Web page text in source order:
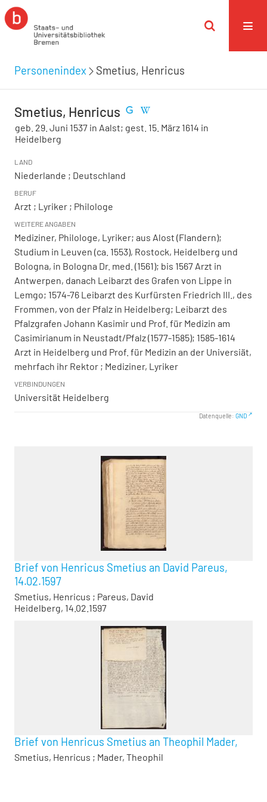
Personenindex Smetius, Henricus
Smetius, Henricus
geb. 29. Juni 1537 in Aalst; gest. 15. März 1614 in
Heidelberg
LAND
Niederlande ; Deutschland
BERUF
Arzt ; Lyriker ; Philologe
WEITERE ANGABEN
Mediziner, Philologe, Lyriker; aus Alost (Flandern);
Studium in Leuven (ca. 1553), Rostock, Heidelberg und
Bologna, in Bologna Dr. med. (1561); bis 1567 Arzt in
Antwerpen, danach Leibarzt des Grafen von Lippe in
Lemgo; 1574-76 Leibarzt des Kurfürsten Friedrich III., des
Frommen, von der Pfalz in Heidelberg; Leibarzt des
Pfalzgrafen Johann Kasimir und Prof. für Medizin am
Casimirianum in Neustadt/Pfalz (1577-1585); 1585-1614
Arzt in Heidelberg und Prof. für Medizin an der Universiät,
mehrfach ihr Rektor ; Mediziner, Lyriker
VERBINDUNGEN
Universität Heidelberg
Datenquelle: GND
Brief von Henricus Smetius an David Pareus,
14.02.1597
Smetius, Henricus ; Pareus, David
Heidelberg, 14.02.1597
Brief von Henricus Smetius an Theophil Mader,
Smetius, Henricus ; Mader, Theophil